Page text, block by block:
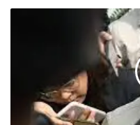
Kenaikan